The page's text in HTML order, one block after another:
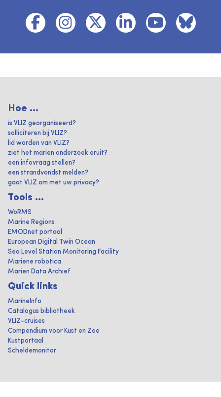
Hoe ...
is VLIZ georganiseerd?
solliciteren bij VLIZ?
lid worden van VLIZ?
ziet het marien onderzoek eruit?
een infovraag stellen?
een strandvondst melden?
gaat VLIZ om met uw privacy?
Tools ...
WoRMS
Marine Regions
EMODnet portaal
European Digital Twin Ocean
Sea Level Station Monitoring Facility
Mariene robotica
Marien Data Archief
Quick links
MarineInfo
Catalogus bibliotheek
VLIZ-cruises
Compendium voor Kust en Zee
Kustportaal
Scheldemonitor